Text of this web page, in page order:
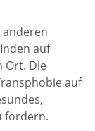
anderen
auf
Ort. Die
auf
fördern.